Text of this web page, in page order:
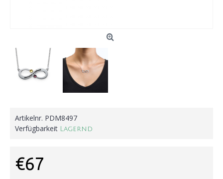
Artikelnr. PDM8497
Verfügbarkeit Lagernd
€67